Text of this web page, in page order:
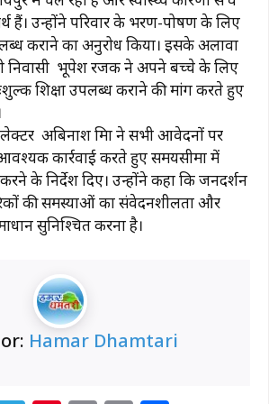
हैं। उन्होंने परिवार के भरण-पोषण के लिए
कराने का अनुरोध किया। इसके अलावा
निवासी भूपेश रजक ने अपने बच्चे के लिए
शिक्षा उपलब्ध कराने की मांग करते हुए
अबिनाश मिश्रा ने सभी आवेदनों पर
कार्रवाई करते हुए समयसीमा में
के निर्देश दिए। उन्होंने कहा कि जनदर्शन
की समस्याओं का संवेदनशीलता और
सुनिश्चित करना है।
Hamar Dhamtari